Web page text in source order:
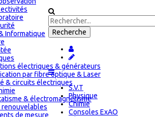
S.V.T
Physique
Chimie
Consoles ExAO
Informatique
électriques & générateurs
par fibre optique & Laser
& circuits électriques
& électromagnétisme
renouvelables
de mesure